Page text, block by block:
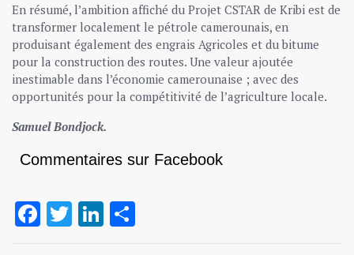
En résumé, l’ambition affiché du Projet CSTAR de Kribi est de
transformer localement le pétrole camerounais, en
produisant également des engrais Agricoles et du bitume
pour la construction des routes. Une valeur ajoutée
inestimable dans l’économie camerounaise ; avec des
opportunités pour la compétitivité de l’agriculture locale.
Samuel Bondjock.
Commentaires sur Facebook
Facebook
TwitterLinkedIn